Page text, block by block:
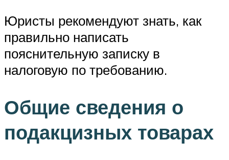
Юристы рекомендуют знать, как
правильно написать
пояснительную записку в
налоговую по требованию.
Общие сведения о
подакцизных товарах